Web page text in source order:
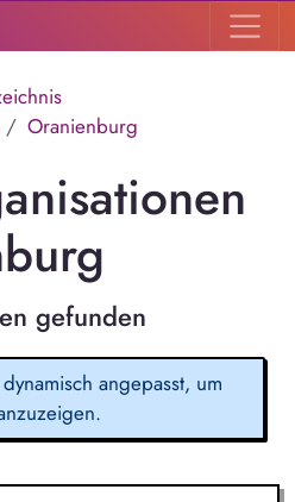
Oranienburg
gefunden
angepasst, um